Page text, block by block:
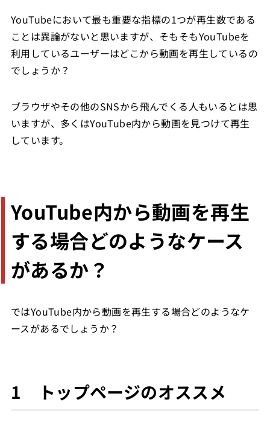
YouTubeにおいて最も重要な指標の1つが再生数である
ことは異論がないと思いますが、そもそもYouTubeを
利用しているユーザーはどこから動画を再生しているの
でしょうか？
ブラウザやその他のSNSから飛んでくる人もいるとは思
いますが、多くはYouTube内から動画を見つけて再生
しています。
YouTube内から動画を再生
する場合どのようなケース
があるか？
ではYouTube内から動画を再生する場合どのようなケ
ースがあるでしょうか？
1 トップページのオススメ